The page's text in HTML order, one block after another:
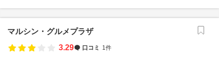
マルシン・グルメプラザ
3.29
口コミ 1件